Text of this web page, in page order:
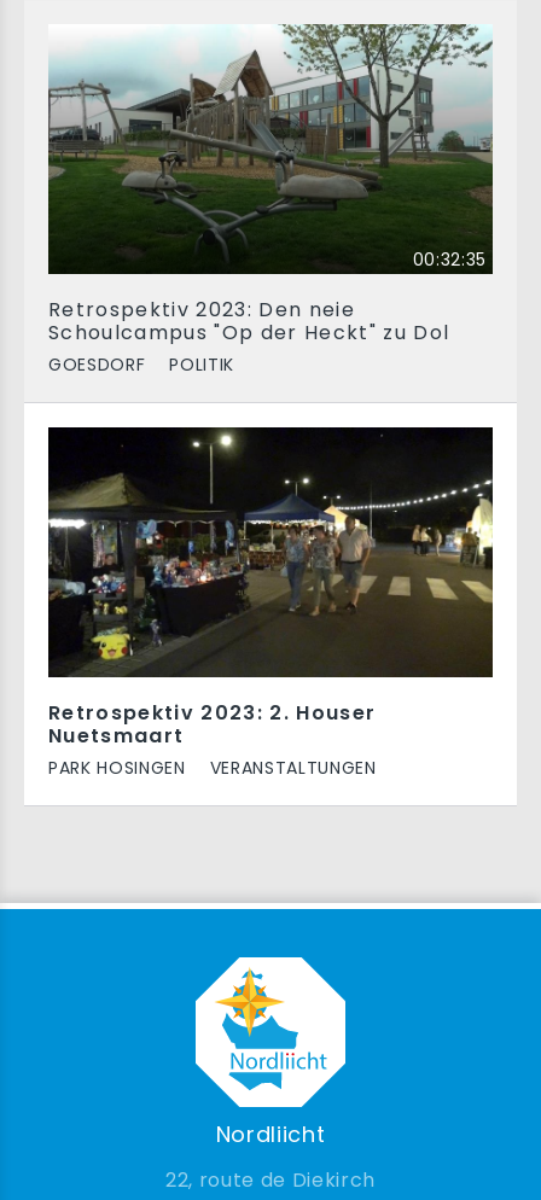
00:32:35
Retrospektiv 2023: Den neie
Schoulcampus "Op der Heckt" zu Dol
GOESDORF POLITIK
Retrospektiv 2023: 2. Houser
Nuetsmaart
PARK HOSINGEN VERANSTALTUNGEN
Nordliicht
22, route de Diekirch